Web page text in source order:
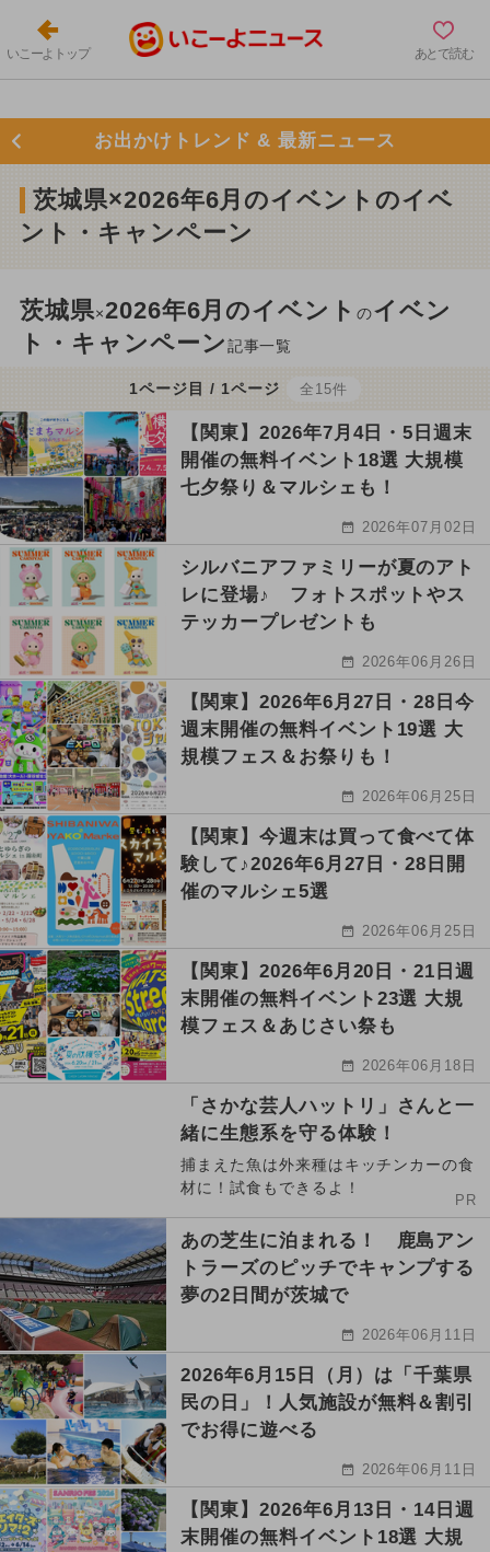
いこーよトップ あとで読む
お出かけトレンド & 最新ニュース
茨城県×2026年6月のイベントのイベ
ント・キャンペーン
茨城県×2026年6月のイベントのイベン
ト・キャンペーン記事一覧
1ページ目 / 1ページ 全15件
【関東】2026年7月4日・5日週末
開催の無料イベント18選 大規模
七夕祭り＆マルシェも！
2026年07月02日
シルバニアファミリーが夏のアト
レに登場♪ フォトスポットやス
テッカープレゼントも
2026年06月26日
【関東】2026年6月27日・28日今
週末開催の無料イベント19選 大
規模フェス＆お祭りも！
2026年06月25日
【関東】今週末は買って食べて体
験して♪2026年6月27日・28日開
催のマルシェ5選
2026年06月25日
【関東】2026年6月20日・21日週
末開催の無料イベント23選 大規
模フェス＆あじさい祭も
2026年06月18日
「さかな芸人ハットリ」さんと一
緒に生態系を守る体験！
捕まえた魚は外来種はキッチンカーの食
材に！試食もできるよ！
PR
あの芝生に泊まれる！ 鹿島アン
トラーズのピッチでキャンプする
夢の2日間が茨城で
2026年06月11日
2026年6月15日（月）は「千葉県
民の日」！人気施設が無料＆割引
でお得に遊べる
2026年06月11日
【関東】2026年6月13日・14日週
末開催の無料イベント18選 大規